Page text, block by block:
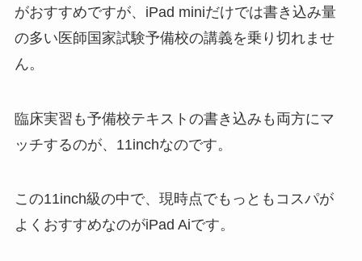
がおすすめですが、iPad miniだけでは書き込み量
の多い医師国家試験予備校の講義を乗り切れませ
ん。
臨床実習も予備校テキストの書き込みも両方にマ
ッチするのが、11inchなのです。
この11inch級の中で、現時点でもっともコスパが
よくおすすめなのがiPad Aiです。